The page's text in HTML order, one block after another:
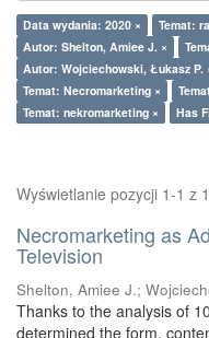
Data wydania: 2020 × Temat:
Autor: Shelton, Amiee J. ×
Autor: Wojciechowski, Łukasz P.
Temat: Necromarketing ×
Temat: nekromarketing ×
Has
Wyświetlanie pozycji 1-1 z 1
Necromarketing as
Television
Shelton, Amiee J.;
Thanks to the analysis of
determined the form,